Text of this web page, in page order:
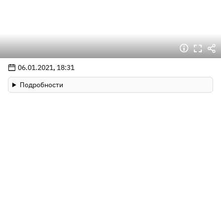
06.01.2021, 18:31
Подробности